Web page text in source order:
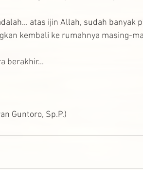
atas ijin Allah, sudah banyak
kembali ke rumahnya masing-
berakhir...
Guntoro, Sp.P.)